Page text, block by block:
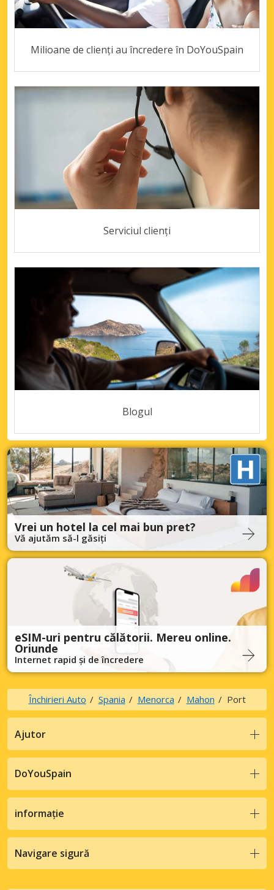
Milioane de clienți au încredere în DoYouSpain
Serviciul clienți
Blogul
Vrei un hotel la cel mai bun pret?
Vă ajutăm să-l găsiți
eSIM-uri pentru călătorii. Mereu online.
Oriunde
Internet rapid și de încredere
Închirieri Auto Spania Menorca Mahon Port
Ajutor
DoYouSpain
informație
Navigare sigură